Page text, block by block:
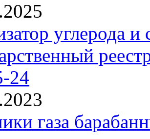
углерода
24
газа